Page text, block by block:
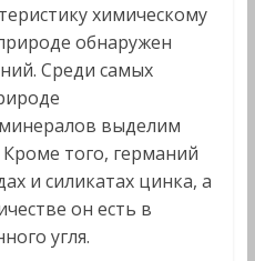
химическому
обнаружен
Среди самых
выделим
того, германий
и силикатах цинка, а
он есть в
угля.